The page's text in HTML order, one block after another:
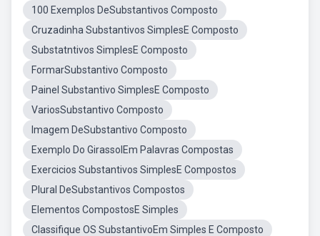
100 Exemplos DeSubstantivos Composto
Cruzadinha Substantivos SimplesE Composto
Substatntivos SimplesE Composto
FormarSubstantivo Composto
Painel Substantivo SimplesE Composto
VariosSubstantivo Composto
Imagem DeSubstantivo Composto
Exemplo Do GirassolEm Palavras Compostas
Exercicios Substantivos SimplesE Compostos
Plural DeSubstantivos Compostos
Elementos CompostosE Simples
Classifique OS SubstantivoEm Simples E Composto